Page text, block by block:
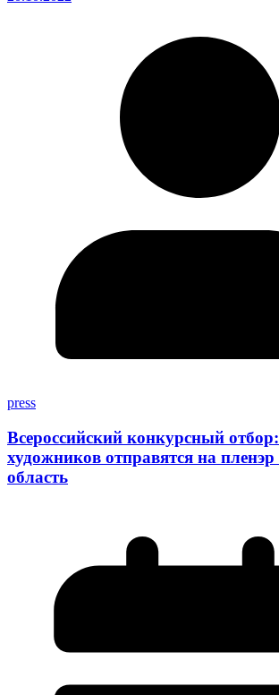
press
Всероссийский конкурсный
художников отправятся на
область